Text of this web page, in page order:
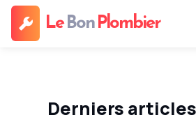
Le Bon Plombier
Derniers